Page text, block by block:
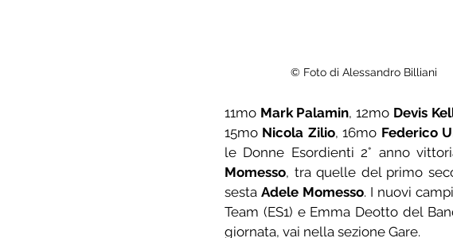
© Foto di Alessandro Billiani
11mo Mark Palamin, 12mo Devis
15mo Nicola Zilio, 16mo Federico
le Donne Esordienti 2° anno
Momesso, tra quelle del primo
sesta Adele Momesso. I nuovi
Team (ES1) e Emma Deotto del
giornata, vai nella sezione Gare.